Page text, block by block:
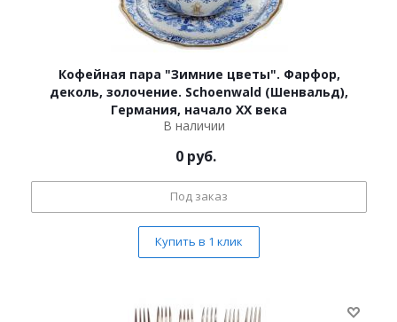
Кофейная пара "Зимние цветы". Фарфор,
деколь, золочение. Schoenwald (Шенвальд),
Германия, начало ХХ века
В наличии
0 руб.
Под заказ
Купить в 1 клик